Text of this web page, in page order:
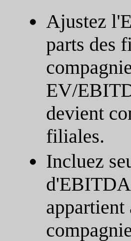
Ajustez
parts des
EV/
devient
filiales.
Incluez